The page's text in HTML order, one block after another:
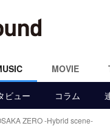
MOVIE
ビュー コラム
ZERO -Hybrid scene-